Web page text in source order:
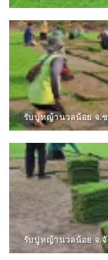
รับปูหญ้านวลน้อย จ.
รับปูหญ้านวลน้อย จ.